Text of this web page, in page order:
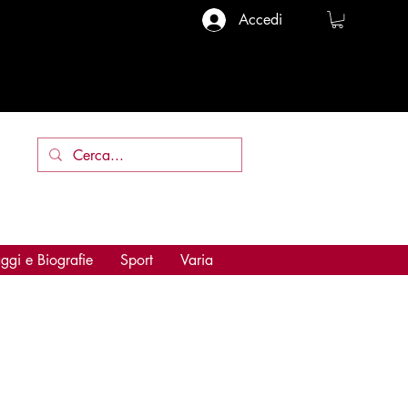
Accedi
e Biografie Sport Varia